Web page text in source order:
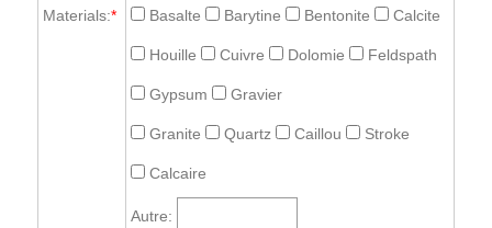
Materials:* Basalte Barytine Bentonite Calcite
Houille Cuivre Dolomie Feldspath
Gypsum Gravier
Granite Quartz Caillou Stroke
Calcaire
Autre: